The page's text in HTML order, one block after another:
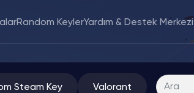
Random KeylerYardım & Destek Merkezi
Steam Key Valorant